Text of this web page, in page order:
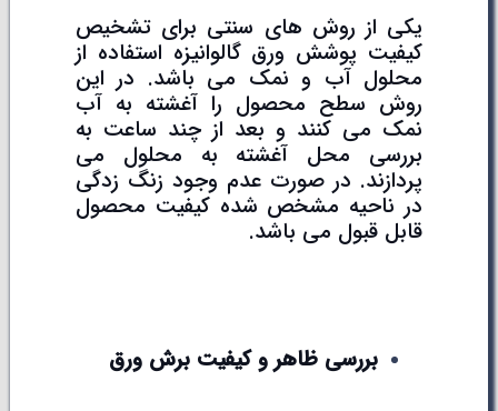
یکی از روش های سنتی برای تشخیص
کیفیت پوشش ورق گالوانیزه استفاده از
محلول آب و نمک می باشد. در این
روش سطح محصول را آغشته به آب
نمک می کنند و بعد از چند ساعت به
بررسی محل آغشته به محلول می
پردازند. در صورت عدم وجود زنگ زدگی
در ناحیه مشخص شده کیفیت محصول
قابل قبول می باشد.
بررسی ظاهر و کیفیت برش ورق